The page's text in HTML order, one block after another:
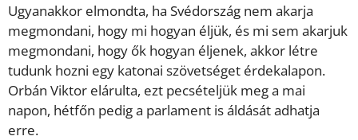
Ugyanakkor elmondta, ha Svédország nem akarja
megmondani, hogy mi hogyan éljük, és mi sem akarjuk
megmondani, hogy ők hogyan éljenek, akkor létre
tudunk hozni egy katonai szövetséget érdekalapon.
Orbán Viktor elárulta, ezt pecsételjük meg a mai
napon, hétfőn pedig a parlament is áldását adhatja
erre.